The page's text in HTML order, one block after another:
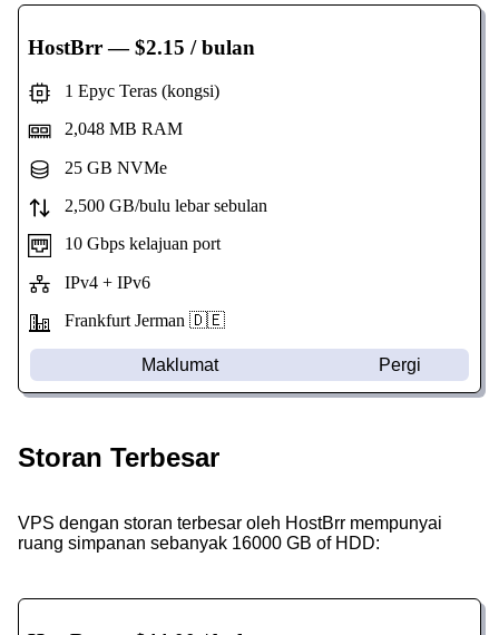
HostBrr— $2.15 / bulan
1 Epyc Teras (kongsi)
2,048 MB RAM
25 GB NVMe
2,500 GB/bulu lebar sebulan
10 Gbps kelajuan port
IPv4 + IPv6
Frankfurt Jerman 🇩🇪
Maklumat Pergi
Storan Terbesar
VPS dengan storan terbesar oleh HostBrr mempunyai
ruang simpanan sebanyak 16000 GB of HDD: